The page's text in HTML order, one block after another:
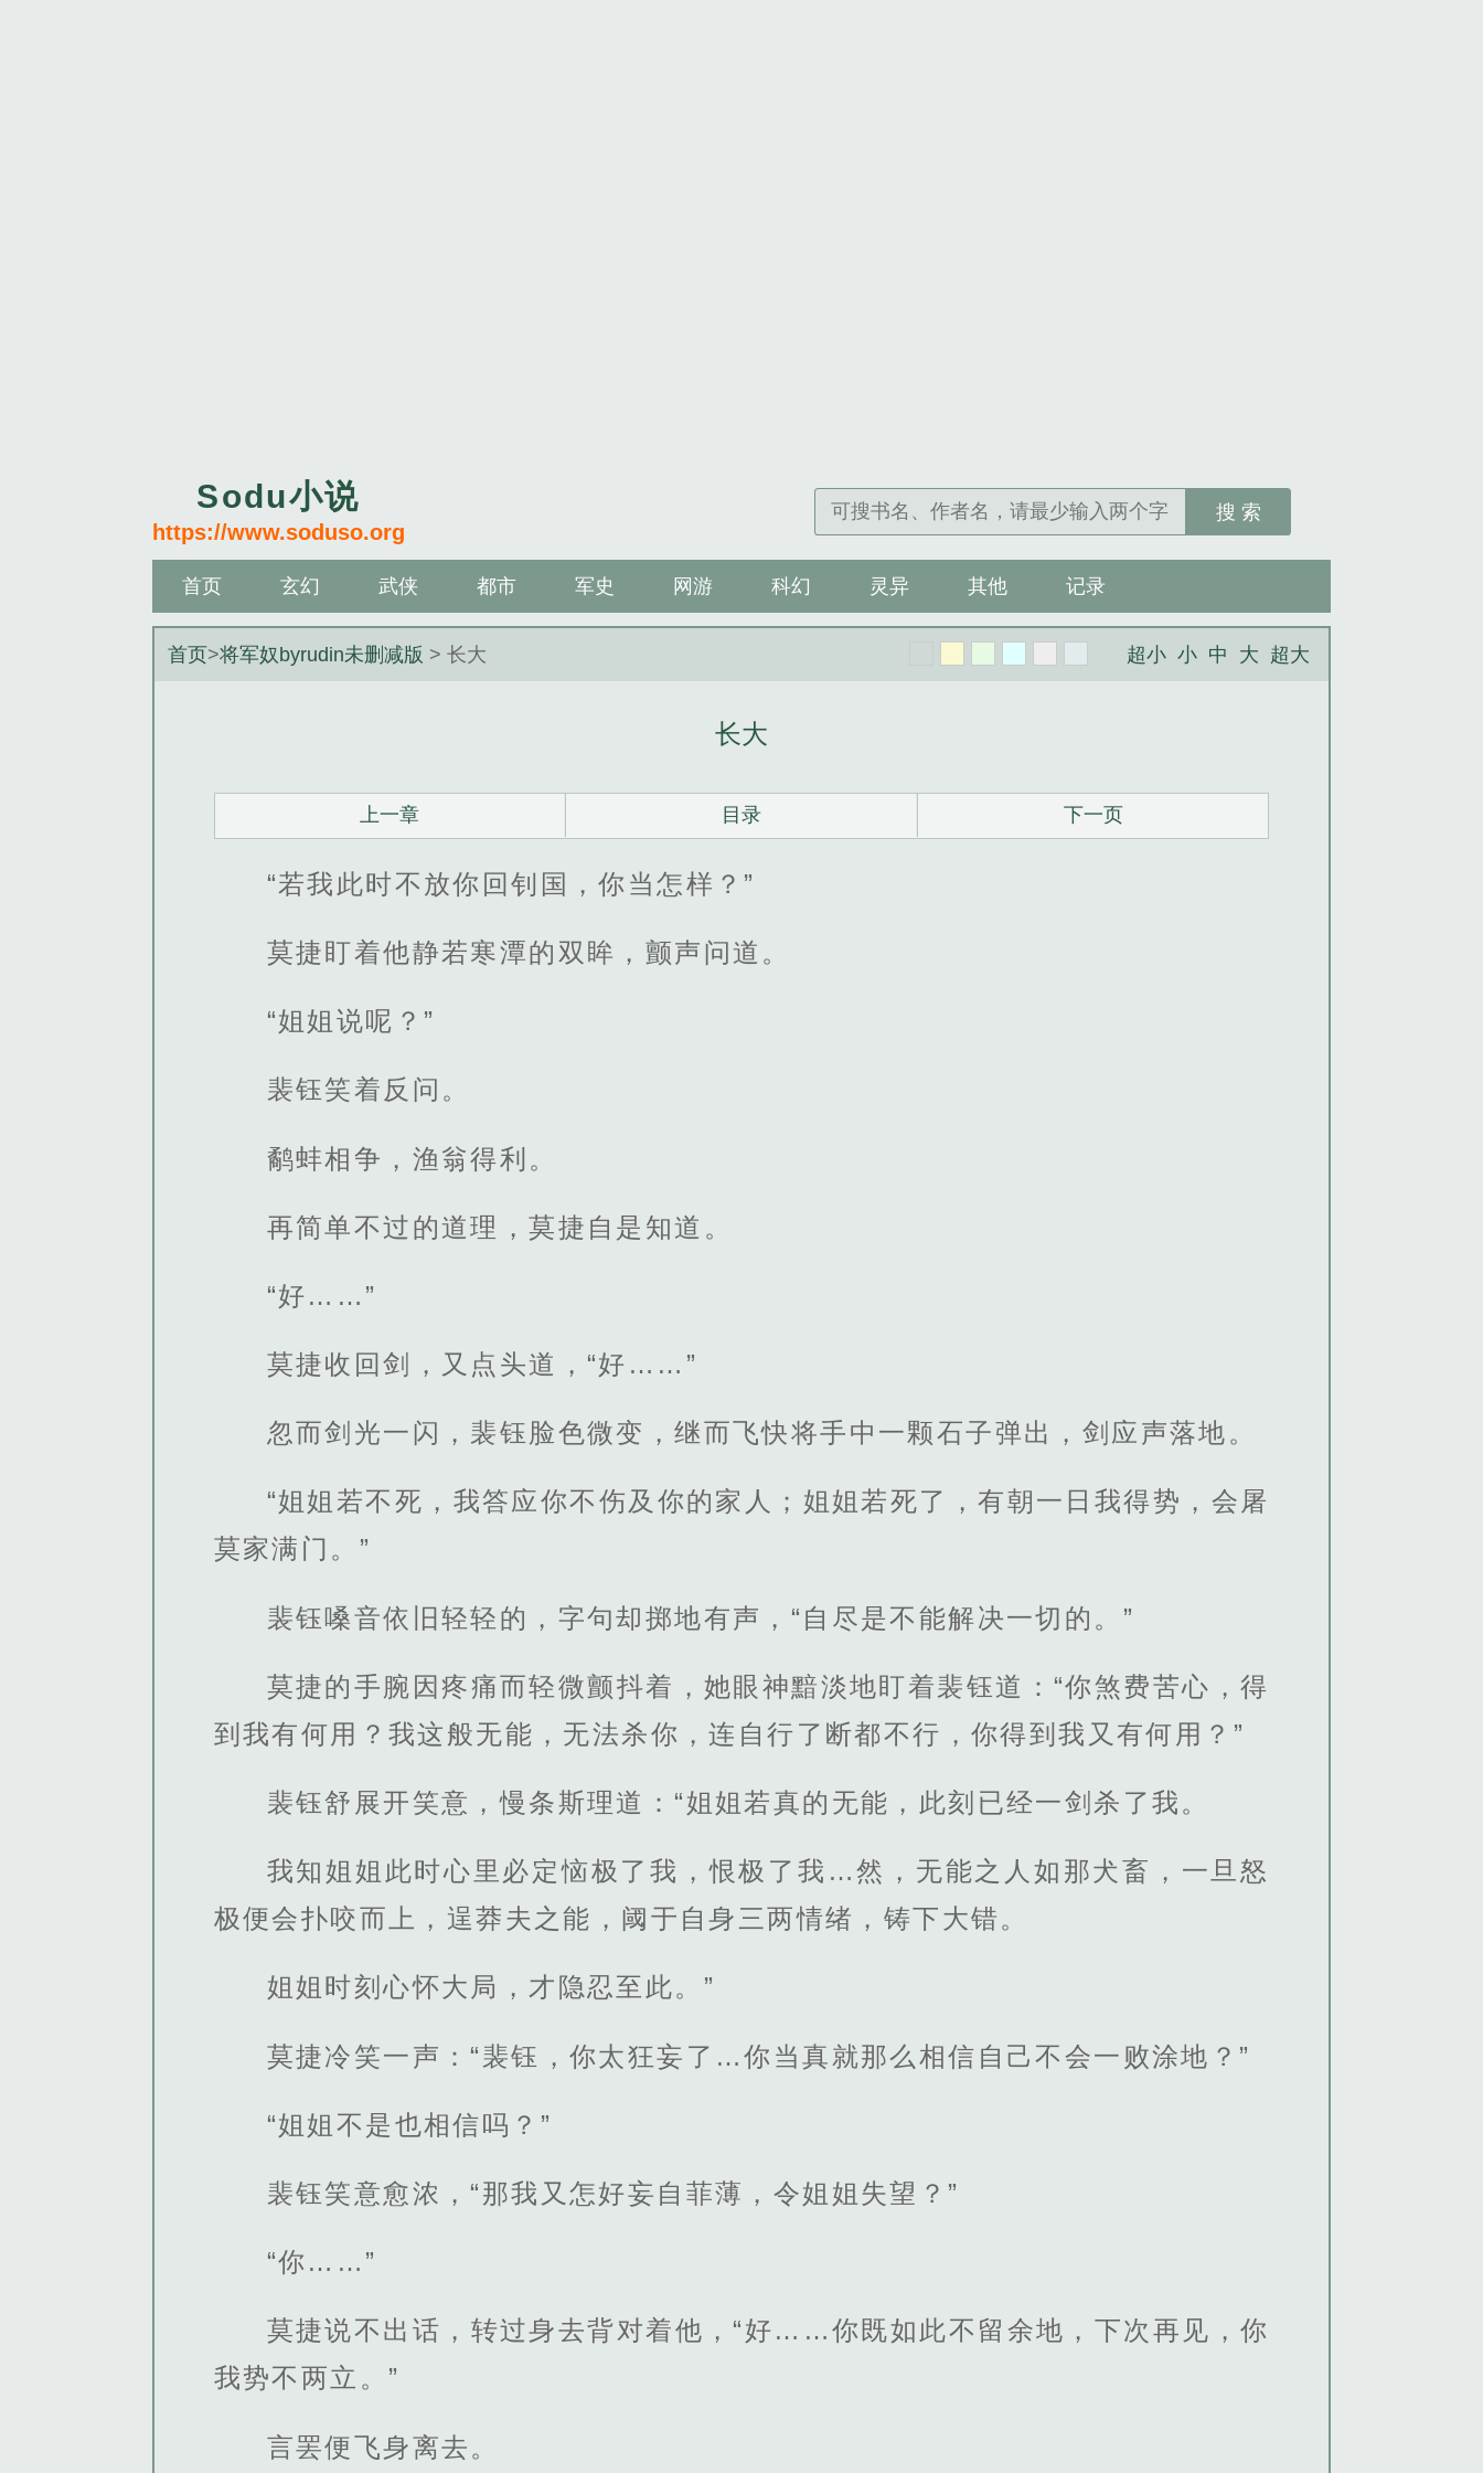
Sodu小说
https://www.soduso.org
搜 索
首页 玄幻 武侠 都市 军史 网游 科幻 灵异 其他 记录
首页>将军奴byrudin未删减版 > 长大 超小 小 中 大 超大
长大
上一章 目录 下一页
“若我此时不放你回钊国，你当怎样？”
莫捷盯着他静若寒潭的双眸，颤声问道。
“姐姐说呢？”
裴钰笑着反问。
鹬蚌相争，渔翁得利。
再简单不过的道理，莫捷自是知道。
“好……”
莫捷收回剑，又点头道，“好……”
忽而剑光一闪，裴钰脸色微变，继而飞快将手中一颗石子弹出，剑应声落地。
“姐姐若不死，我答应你不伤及你的家人；姐姐若死了，有朝一日我得势，会屠
莫家满门。”
裴钰嗓音依旧轻轻的，字句却掷地有声，“自尽是不能解决一切的。”
莫捷的手腕因疼痛而轻微颤抖着，她眼神黯淡地盯着裴钰道：“你煞费苦心，得
到我有何用？我这般无能，无法杀你，连自行了断都不行，你得到我又有何用？”
裴钰舒展开笑意，慢条斯理道：“姐姐若真的无能，此刻已经一剑杀了我。
我知姐姐此时心里必定恼极了我，恨极了我…然，无能之人如那犬畜，一旦怒
极便会扑咬而上，逞莽夫之能，阈于自身三两情绪，铸下大错。
姐姐时刻心怀大局，才隐忍至此。”
莫捷冷笑一声：“裴钰，你太狂妄了…你当真就那么相信自己不会一败涂地？”
“姐姐不是也相信吗？”
裴钰笑意愈浓，“那我又怎好妄自菲薄，令姐姐失望？”
“你……”
莫捷说不出话，转过身去背对着他，“好……你既如此不留余地，下次再见，你
我势不两立。”
言罢便飞身离去。